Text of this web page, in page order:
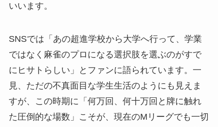
いいます。
SNSでは「あの超進学校から大学へ行って、学業
ではなく麻雀のプロになる選択肢を選ぶのがすで
にヒサトらしい」とファンに語られています。一
見、ただの不真面目な学生生活のようにも見えま
すが、この時期に「何万回、何十万回と牌に触れ
た圧倒的な場数」こそが、現在のMリーグでも一切